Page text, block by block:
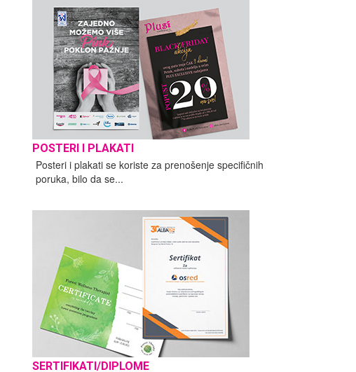
POSTERI I PLAKATI
Posteri i plakati se koriste za prenošenje specifičnih
poruka, bilo da se...
SERTIFIKATI/DIPLOME